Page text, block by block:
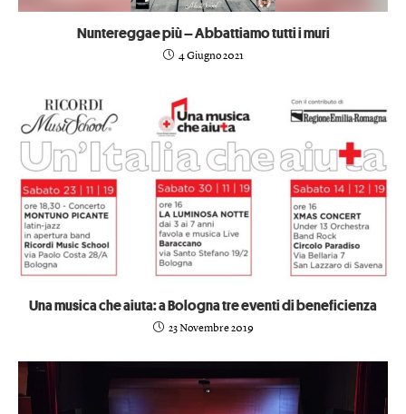
Nuntereggae più – Abbattiamo tutti i muri
4 Giugno 2021
Una musica che aiuta: a Bologna tre eventi di beneficienza
23 Novembre 2019